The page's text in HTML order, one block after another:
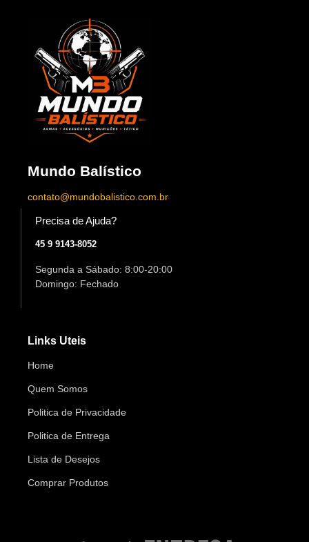
Mundo Balístico
contato@mundobalistico.com.br
Precisa de Ajuda?
45 9 9143-8052
Segunda a Sábado: 8:00-20:00
Domingo: Fechado
Links Uteis
Home
Quem Somos
Politica de Privacidade
Politica de Entrega
Lista de Desejos
Comprar Produtos